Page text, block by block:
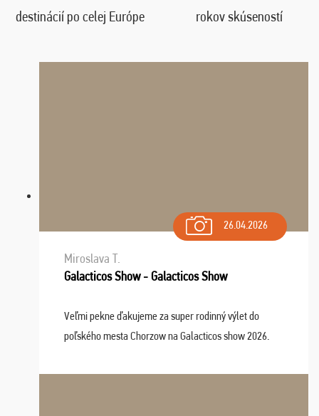
destinácií po celej Európe rokov skúseností
26.04.2026
Miroslava T.
Galacticos Show - Galacticos Show
Veľmi pekne ďakujeme za super rodinný výlet do
poľského mesta Chorzow na Galacticos show 2026.
Navštívili sme aj zábavný park Legendia, previe ...